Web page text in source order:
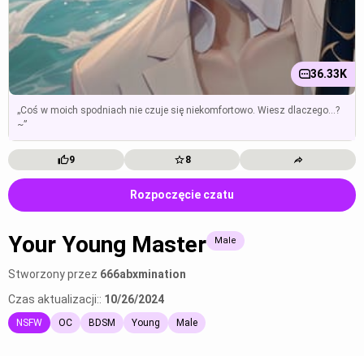
36.33K
„Coś w moich spodniach nie czuje się niekomfortowo. Wiesz dlaczego...?
~”
9 8
Rozpoczęcie czatu
Your Young Master Male
Stworzony przez 666abxmination
Czas aktualizacji:: 10/26/2024
NSFW OC BDSM Young Male